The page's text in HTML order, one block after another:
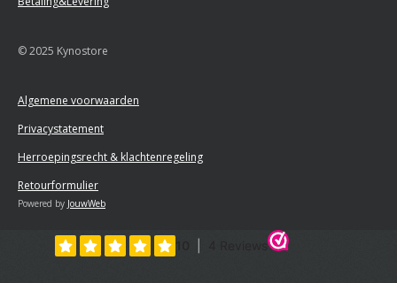
© 2025 Kynostore
Algemene voorwaarden
Privacystatement
Herroepingsrecht & klachtenregeling
Retourformulier
Powered by JouwWeb